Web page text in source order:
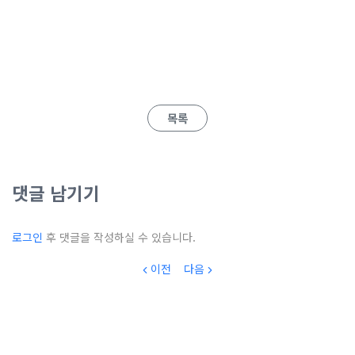
목록
댓글 남기기
로그인 후 댓글을 작성하실 수 있습니다.
이전
다음